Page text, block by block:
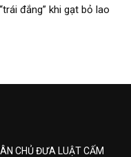
đắng” khi gạt bỏ lao
CHỦ ĐƯA LUẬT CẤM